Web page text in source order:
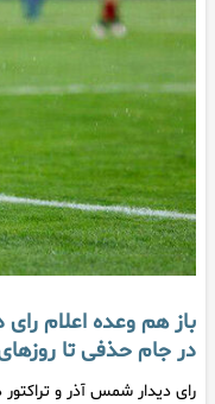
باز هم وعده اعلام
در جام حذفی تا
رای دیدار شمس آذر و